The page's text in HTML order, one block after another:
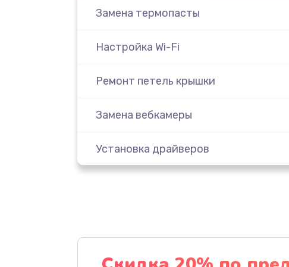
Замена термопасты
Настройка Wi-Fi
Ремонт петель крышки
Замена вебкамеры
Установка драйверов